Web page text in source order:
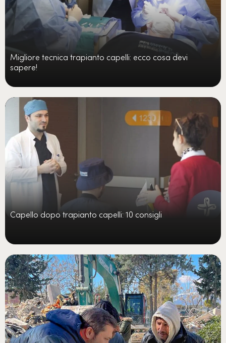
Migliore tecnica trapianto capelli: ecco cosa devi
sapere!
Capello dopo trapianto capelli: 10 consigli